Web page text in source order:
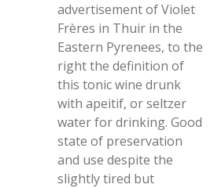
advertisement of Violet
Frères in Thuir in the
Eastern Pyrenees, to the
right the definition of
this tonic wine drunk
with apeitif, or seltzer
water for drinking. Good
state of preservation
and use despite the
slightly tired but